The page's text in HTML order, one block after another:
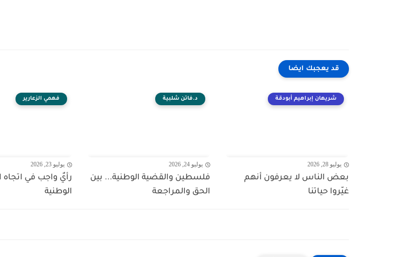
قد يعجبك ايضا
شريهان إبراهيم أبودقة
يوليو 28, 2026
بعض الناس لا يعرفون أنهم
غيّروا حياتنا
د.فاتن شلبية
يوليو 24, 2026
فلسطين والقضية الوطنية... بين
الحق والمراجعة
فهمي الزعارير
يوليو 23, 2026
رأيٌ واجب في اتجاه
الوطنية